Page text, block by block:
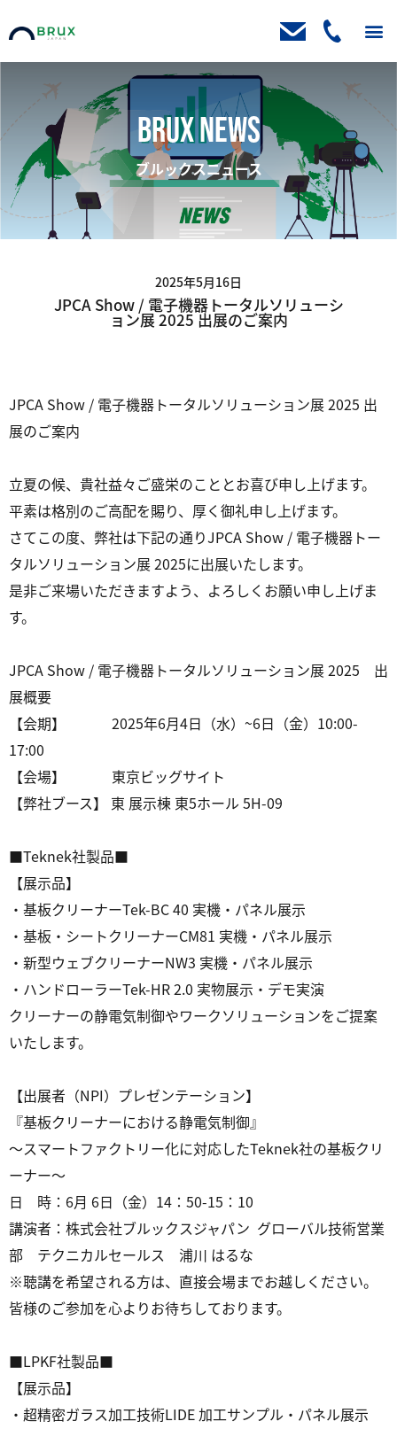
BRUX NEWS
ブルックスニュース
2025年5月16日
JPCA Show / 電子機器トータルソリューシ
ョン展 2025 出展のご案内
JPCA Show / 電子機器トータルソリューション展 2025 出
展のご案内
立夏の候、貴社益々ご盛栄のこととお喜び申し上げます。
平素は格別のご高配を賜り、厚く御礼申し上げます。
さてこの度、弊社は下記の通りJPCA Show / 電子機器トー
タルソリューション展 2025に出展いたします。
是非ご来場いただきますよう、よろしくお願い申し上げま
す。
JPCA Show / 電子機器トータルソリューション展 2025 出
展概要
【会期】 2025年6月4日（水）~6日（金）10:00-
17:00
【会場】 東京ビッグサイト
【弊社ブース】 東 展示棟 東5ホール 5H-09
■Teknek社製品■
【展示品】
・基板クリーナーTek-BC 40 実機・パネル展示
・基板・シートクリーナーCM81 実機・パネル展示
・新型ウェブクリーナーNW3 実機・パネル展示
・ハンドローラーTek-HR 2.0 実物展示・デモ実演
クリーナーの静電気制御やワークソリューションをご提案
いたします。
【出展者（NPI）プレゼンテーション】
『基板クリーナーにおける静電気制御』
～スマートファクトリー化に対応したTeknek社の基板クリ
ーナー～
日 時：6月 6日（金）14：50-15：10
講演者：株式会社ブルックスジャパン グローバル技術営業
部 テクニカルセールス 浦川 はるな
※聴講を希望される方は、直接会場までお越しください。
皆様のご参加を心よりお待ちしております。
■LPKF社製品■
【展示品】
・超精密ガラス加工技術LIDE 加工サンプル・パネル展示